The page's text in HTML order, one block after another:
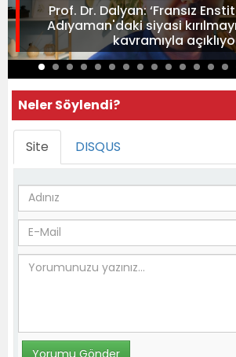
Prof. Dr. Dalyan: ‘Fransız
Adıyaman'daki siyasi
kavramıyla
Neler Söylendi?
Site DISQUS